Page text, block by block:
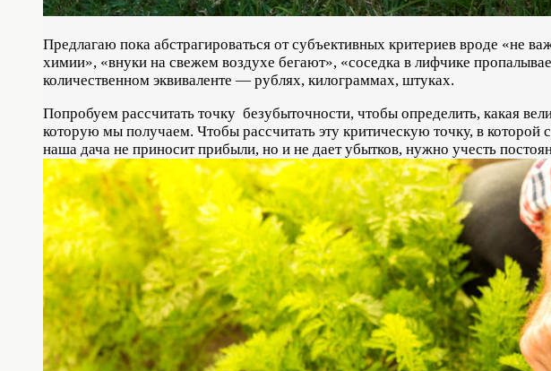
Предлагаю пока абстрагироваться от субъективных критериев вроде «не
химии», «внуки на свежем воздухе бегают», «соседка в лифчике
количественном эквиваленте — рублях, килограммах, штуках.
Попробуем рассчитать точку безубыточности, чтобы определить, какая
которую мы получаем. Чтобы рассчитать эту критическую точку, в которой
наша дача не приносит прибыли, но и не дает убытков, нужно учесть